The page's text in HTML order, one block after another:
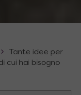
Tante idee per
cui hai bisogno